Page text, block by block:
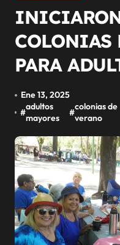
COLONIAS
PARA
Ene 13, 2025
#
adultos
mayores
#
colonias de
verano